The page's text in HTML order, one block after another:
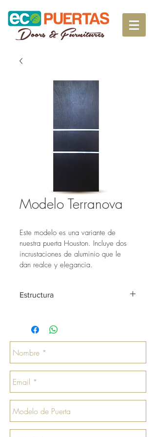
Modelo Terranova
Este modelo es una variante de
nuestra puerta Houston. Incluye dos
incrustaciones de aluminio que le
dan realce y elegancia.
Estructura
estructura interna con madera de Laurel
de 28mm de espesor y forrada con
láminas de madera, por medio de un
sistema de prensado donde la madera
se cocina y luego se ensamblan 4
lograr una pieza compacta de 5 cm de
espesor con una superficie que da un
excelente acabado final y permite la
aplicación de tinte poliuretano con